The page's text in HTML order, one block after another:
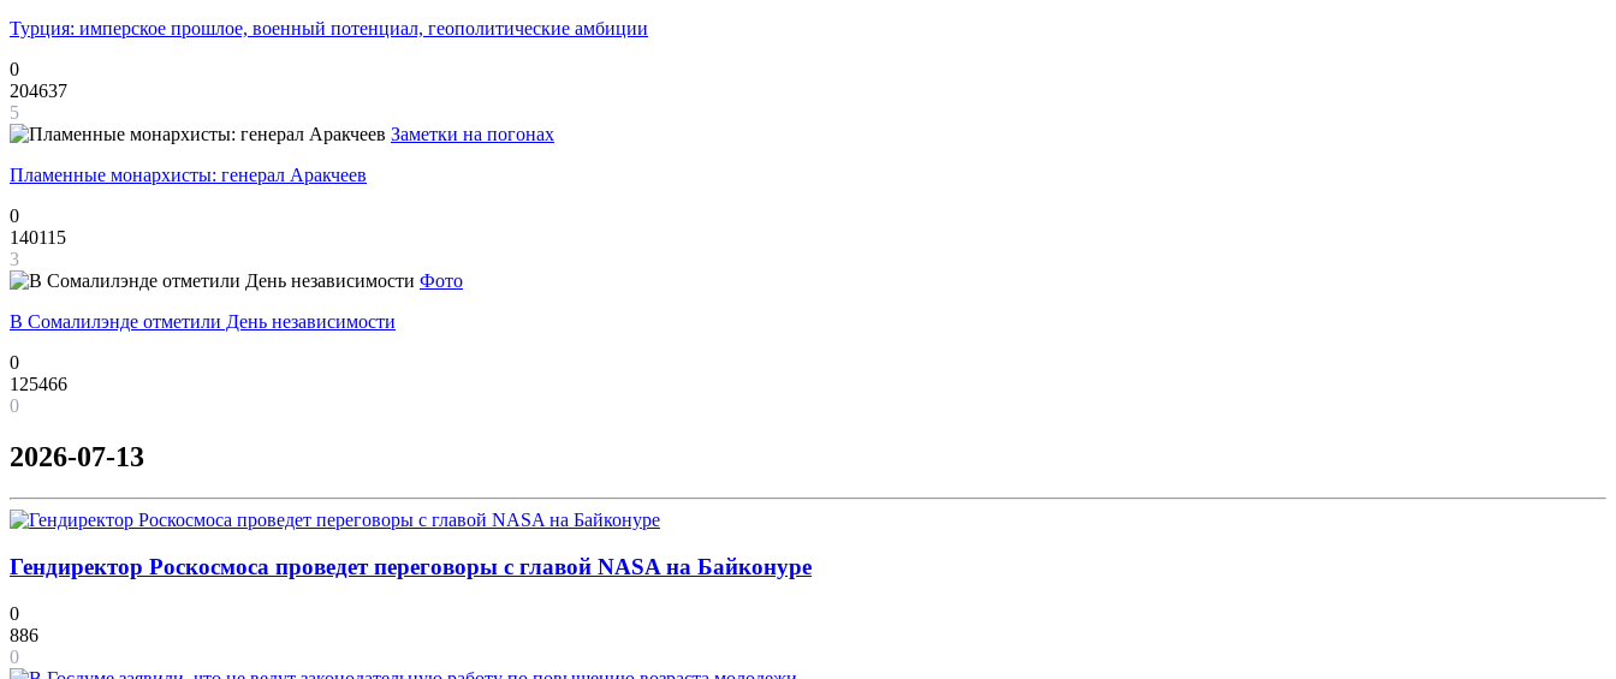
Турция: имперское прошлое, военный потенциал, геополитические амбиции
0
204637
5
Заметки на погонах
Пламенные монархисты: генерал Аракчеев
0
140115
3
Фото
В Сомалилэнде отметили День независимости
0
125466
0
2026-07-13
Гендиректор Роскосмоса проведет переговоры с главой NASA на Байконуре
0
886
0